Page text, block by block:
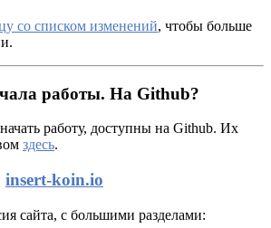
со списком изменений, чтобы больше
работы. На Github?
работу, доступны на Github. Их
здесь.
insert-koin.io
сайта, с большими разделами: